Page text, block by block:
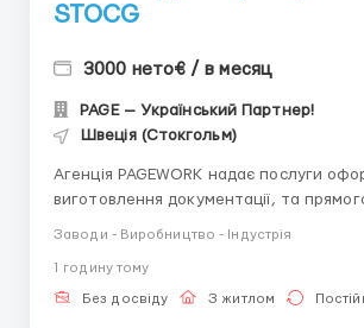
STOCG
3000 нето€ / в месяц
PAGE — Український Партнер!
Швеція (Стокгольм)
Агенція PAGEWORK надає послуги
виготовлення документації, та
підбору вакансії: Головний Рекрутер: Віталій
Шевченко Телефон для консультацій \ для підбору
Заводи - Виробництво - Індустрія
1 годину тому
Без досвіду З житлом